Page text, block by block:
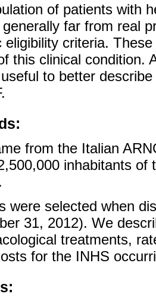
of patients with
far from real
eligibility criteria.
this clinical condition.
to better
from the Italian
inhabitants of
were selected when
31, 2012). We
treatments,
for the INHS